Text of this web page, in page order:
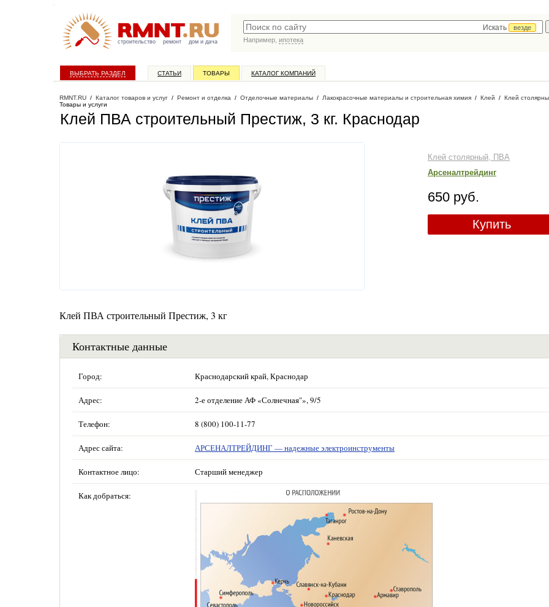
строительство ремонт дом и дача
Искать
везде
Например, ипотека
ВЫБРАТЬ РАЗДЕЛ СТАТЬИ ТОВАРЫ КАТАЛОГ КОМПАНИЙ
RMNT.RU / Каталог товаров и услуг / Ремонт и отделка / Отделочные материалы / Лакокрасочные материалы и строительная химия / Клей / Клей
Товары и услуги
Клей ПВА строительный Престиж, 3 кг. Краснодар
Клей столярный, ПВА
Арсеналтрейдинг
650 руб.
Купить
Клей ПВА строительный Престиж, 3 кг
Контактные данные
Город: Краснодарский край, Краснодар
Адрес: 2-е отделение АФ «Солнечная"», 9/5
Телефон: 8 (800) 100-11-77
Адрес сайта: АРСЕНАЛТРЕЙДИНГ — надежные электроинструменты
Контактное лицо: Старший менеджер
Как добраться: